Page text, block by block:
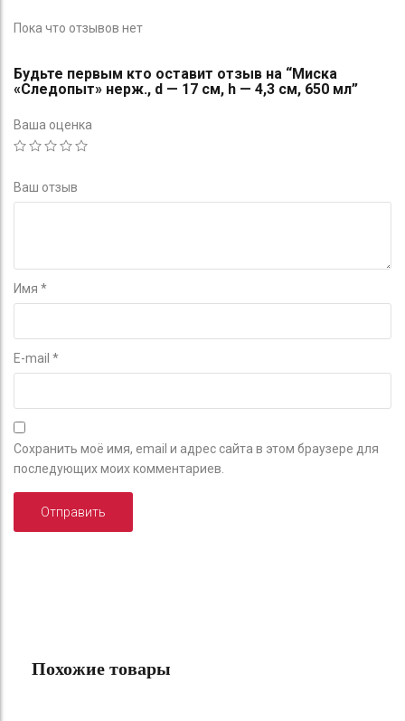
Пока что отзывов нет
Будьте первым кто оставит отзыв на “Миска
«Следопыт» нерж., d — 17 см, h — 4,3 см, 650 мл”
Ваша оценка
Ваш отзыв
Имя *
E-mail *
Сохранить моё имя, email и адрес сайта в этом браузере для
последующих моих комментариев.
Похожие товары